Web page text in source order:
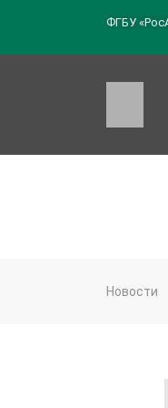
ФГБУ
Новости